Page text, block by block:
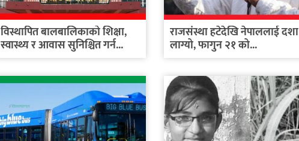
विस्थापित बालबालिकाको शिक्षा,
स्वास्थ्य र आवास सुनिश्चित गर्न...
राजसंस्था हटेदेखि नेपाललाई दशा
लाग्यो, फागुन २१ को...